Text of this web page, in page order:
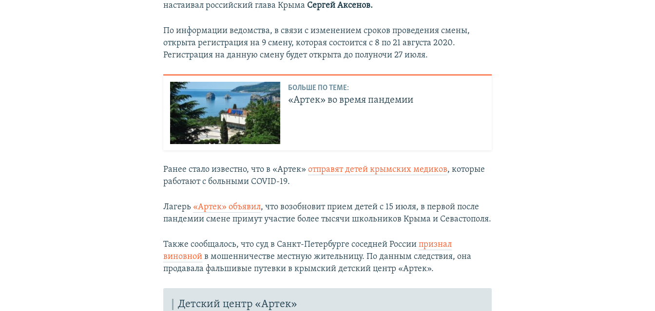
настаивал российский глава Крыма Сергей Аксенов.
По информации ведомства, в связи с изменением сроков проведения смены,
открыта регистрация на 9 смену, которая состоится c 8 по 21 августа 2020.
Регистрация на данную смену будет открыта до полуночи 27 июля.
БОЛЬШЕ ПО ТЕМЕ:
«Артек» во время пандемии
Ранее стало известно, что в «Артек»отправят детей крымских медиков, которые
работают с больными COVID-19.
Лагерь «Артек» объявил, что возобновит прием детей с 15 июля, в первой после
пандемии смене примут участие более тысячи школьников Крыма и Севастополя.
Также сообщалось, что суд в Санкт-Петербурге соседней Россиипризнал
виновной в мошенничестве местную жительницу. По данным следствия, она
продавала фальшивые путевки в крымский детский центр «Артек».
Детский центр «Артек»